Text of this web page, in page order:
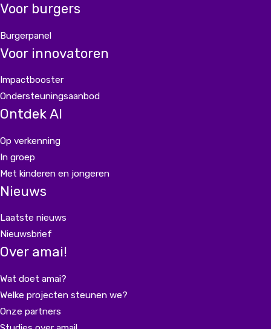
Voor burgers
Burgerpanel
Voor innovatoren
Impactbooster
Ondersteuningsaanbod
Ontdek AI
Op verkenning
In groep
Met kinderen en jongeren
Nieuws
Laatste nieuws
Nieuwsbrief
Over amai!
Wat doet amai?
Welke projecten steunen we?
Onze partners